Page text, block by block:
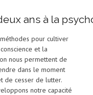
ans à la
pour cultiver
et la
nous permettent de
dans le moment
de cesser de lutter.
notre capacité